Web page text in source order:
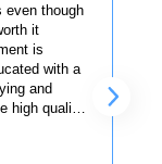
giving us
or
The
any
are
even though
it
is
with a
and
high quality